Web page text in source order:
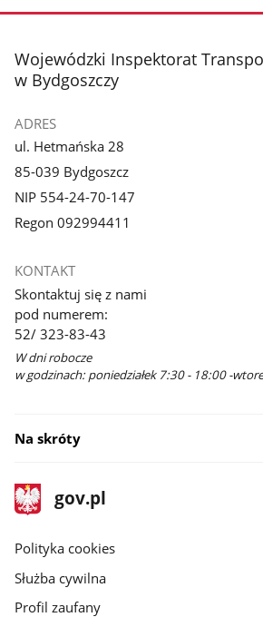
stopka
Wojewódzki Inspektorat
w Bydgoszczy
ADRES
ul. Hetmańska 28
85-039 Bydgoszcz
NIP 554-24-70-147
Regon 092994411
KONTAKT
Skontaktuj się z nami
pod numerem:
52/ 323-83-43
W dni robocze
w godzinach: poniedziałek 7:30 - 18:00 -
Na skróty
stopka
gov.pl
Strona
gov.pl
gov.pl
Polityka cookies
Służba cywilna
Profil zaufany